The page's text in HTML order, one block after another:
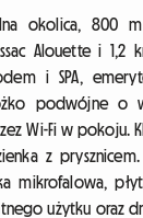
okolica, 800
Alouette i 1,2
i SPA,
podwójne o
Wi-Fi w pokoju.
z
mikrofalowa,
użytku oraz